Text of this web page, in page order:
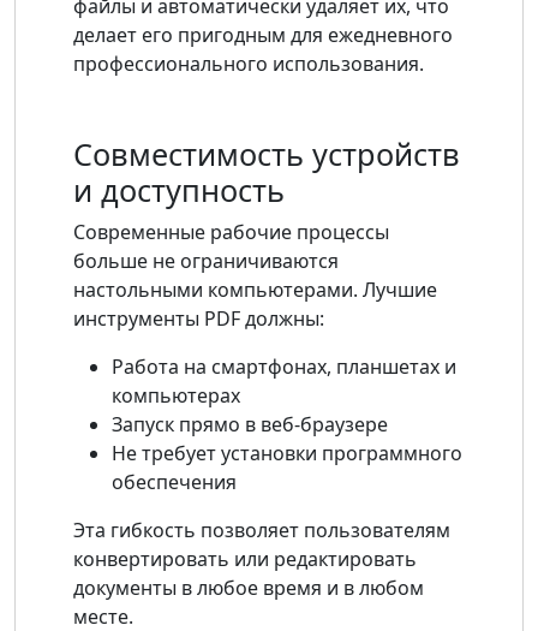
файлы и автоматически удаляет их, что
делает его пригодным для ежедневного
профессионального использования.
Совместимость устройств
и доступность
Современные рабочие процессы
больше не ограничиваются
настольными компьютерами. Лучшие
инструменты PDF должны:
Работа на смартфонах, планшетах и ​​
компьютерах
Запуск прямо в веб-браузере
Не требует установки программного
обеспечения
Эта гибкость позволяет пользователям
конвертировать или редактировать
документы в любое время и в любом
месте.